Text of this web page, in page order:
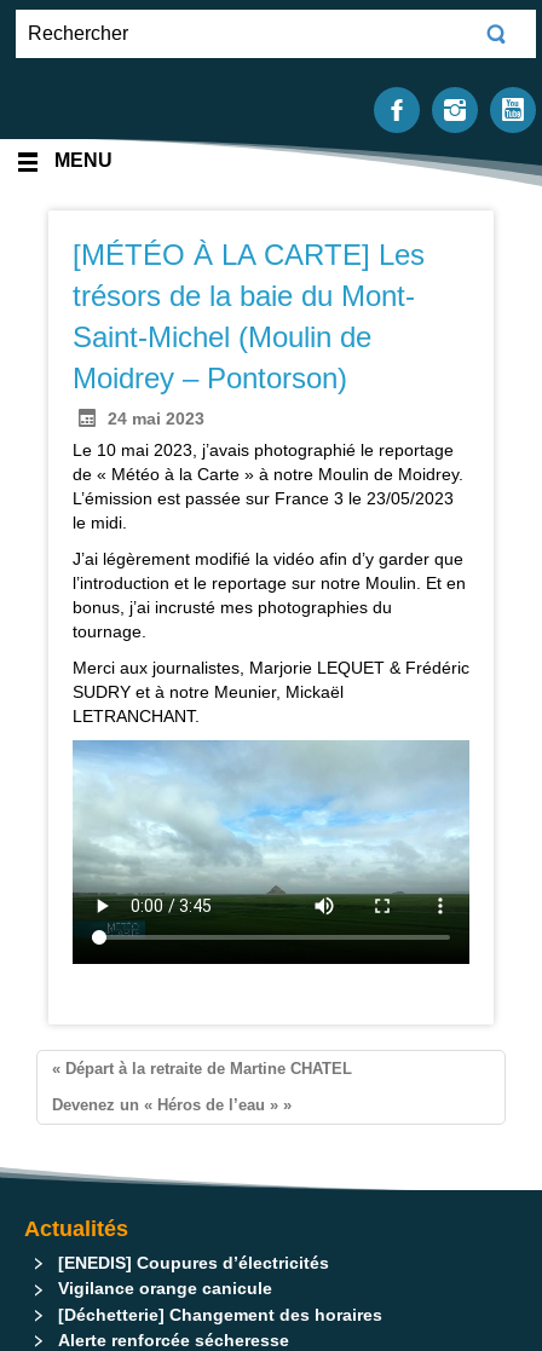
MENU
[MÉTÉO À LA CARTE] Les
trésors de la baie du Mont-
Saint-Michel (Moulin de
Moidrey – Pontorson)
24 mai 2023
Le 10 mai 2023, j’avais photographié le reportage
de « Météo à la Carte » à notre Moulin de Moidrey.
L’émission est passée sur France 3 le 23/05/2023
le midi.
J’ai légèrement modifié la vidéo afin d’y garder que
l’introduction et le reportage sur notre Moulin. Et en
bonus, j’ai incrusté mes photographies du
tournage.
Merci aux journalistes, Marjorie LEQUET & Frédéric
SUDRY et à notre Meunier, Mickaël
LETRANCHANT.
« Départ à la retraite de Martine CHATEL
Devenez un « Héros de l’eau » »
Actualités
[ENEDIS] Coupures d’électricités
Vigilance orange canicule
[Déchetterie] Changement des horaires
Alerte renforcée sécheresse